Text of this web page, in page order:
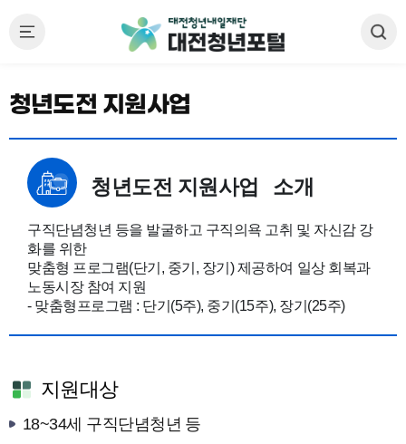
청년도전 지원사업
청년도전 지원사업 소개
구직단념청년 등을 발굴하고 구직의욕 고취 및 자신감 강
화를 위한
맞춤형 프로그램(단기, 중기, 장기) 제공하여 일상 회복과
노동시장 참여 지원
- 맞춤형프로그램 : 단기(5주), 중기(15주), 장기(25주)
지원대상
18~34세 구직단념청년 등